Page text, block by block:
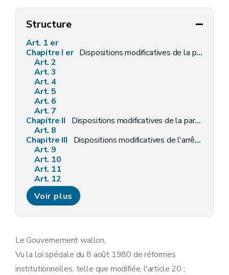
Structure
Art. 1 er
Chapitre I er Dispositions modificatives de la partie règlementaire du Livre II du Code de l'Environnement contenant le Code de l'Eau
Art. 2
Art. 3
Art. 4
Art. 5
Art. 6
Art. 7
Chapitre II
Dispositions modificatives de la partie décrétale du Livre II du Code de l'Environnement constituant le Code de l'Eau
Art. 8
Chapitre III
Dispositions modificatives de l'arrêté du Gouvernement wallon du 16 novembre 2000 portant exécution du décret du 6 mai 1999 relatif à l'établissement, au recouvrement et au contentieux en matière de taxes régionales wallonnes
Art. 9
Art. 10
Art. 11
Art. 12
Art. 13
Art. 14
Art. 15
Art. 18
Art. 20
Annexe
Voir plus
Le Gouvernement wallon,
Vu la loi spéciale du 8 août 1980 de réformes
institutionnelles, telle que modifiée, l'article 20 ;